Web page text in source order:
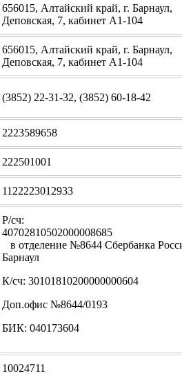
656015, Алтайский край, г. Барнаул,
Деповская, 7, кабинет А1-104
656015, Алтайский край, г. Барнаул,
Деповская, 7, кабинет А1-104
(3852) 22-31-32, (3852) 60-18-42
2223589658
222501001
1122223012933
Р/сч:
в отделение №8644 Сбербанка
Барнаул
К/сч: 30101810200000000604
Доп.офис №8644/0193
БИК: 040173604
10024711